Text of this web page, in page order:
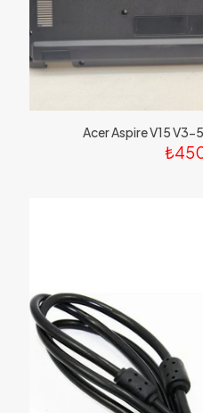
Acer Aspire V15
₺